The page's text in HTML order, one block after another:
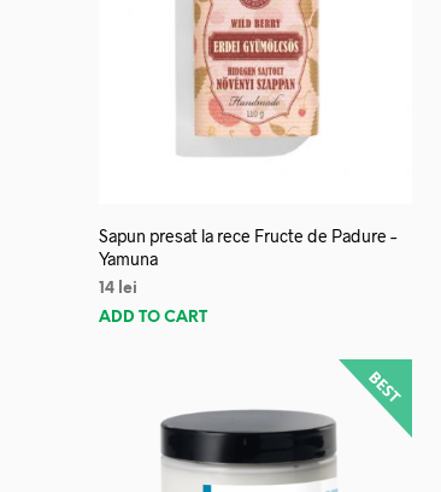
Sapun presat la rece Fructe de Padure –
Yamuna
14 lei
ADD TO CART